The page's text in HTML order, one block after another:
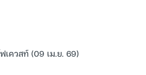
เควสท์ (09 เม.ย. 69)